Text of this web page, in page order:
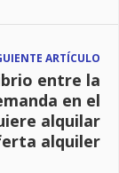
ARTÍCULO
entre la
en el
alquilar
alquiler